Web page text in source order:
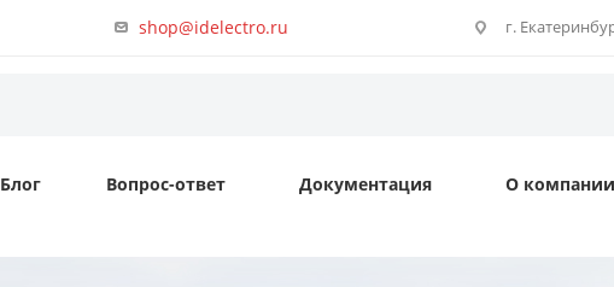
shop@idelectro.ru г.
Блог Вопрос-ответ Документация О компании